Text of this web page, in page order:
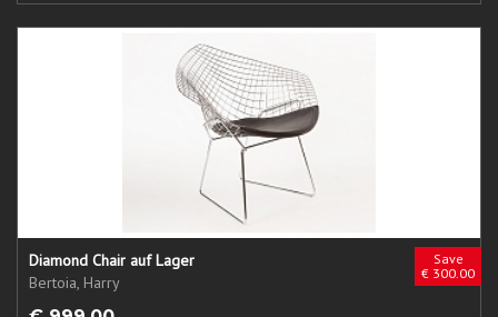
Save
€ 300.00
Diamond Chair auf Lager
Bertoia, Harry